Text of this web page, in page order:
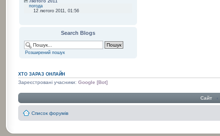
Лютого 2011
погода
12 лютого 2011, 01:56
Search Blogs
Розширений пошук
ХТО ЗАРАЗ ОНЛАЙН
Зареєстровані учасники: Google [Bot]
Сайт ‹
Список форумів